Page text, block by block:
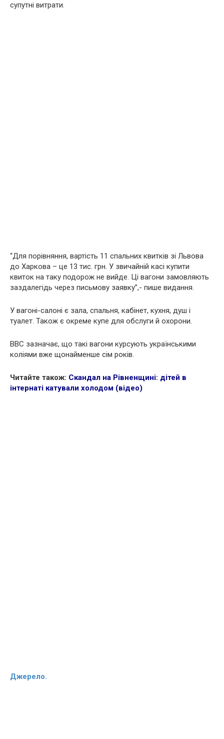
супутні витрати.
“Для порівняння, вартість 11 спальних квитків зі Львова
до Харкова – це 13 тис. грн. У звичайній касі купити
квиток на таку подорож не вийде. Ці вагони замовляють
заздалегідь через письмову заявку”,- пише видання.
У вагоні-салоні є зала, спальня, кабінет, кухня, душ і
туалет. Також є окреме купе для обслуги й охорони.
ВВС зазначає, що такі вагони курсують українськими
коліями вже щонайменше сім років.
Читайте також: Скандал на Рівненщині: дітей в
інтернаті катували холодом (відео)
Джерело.